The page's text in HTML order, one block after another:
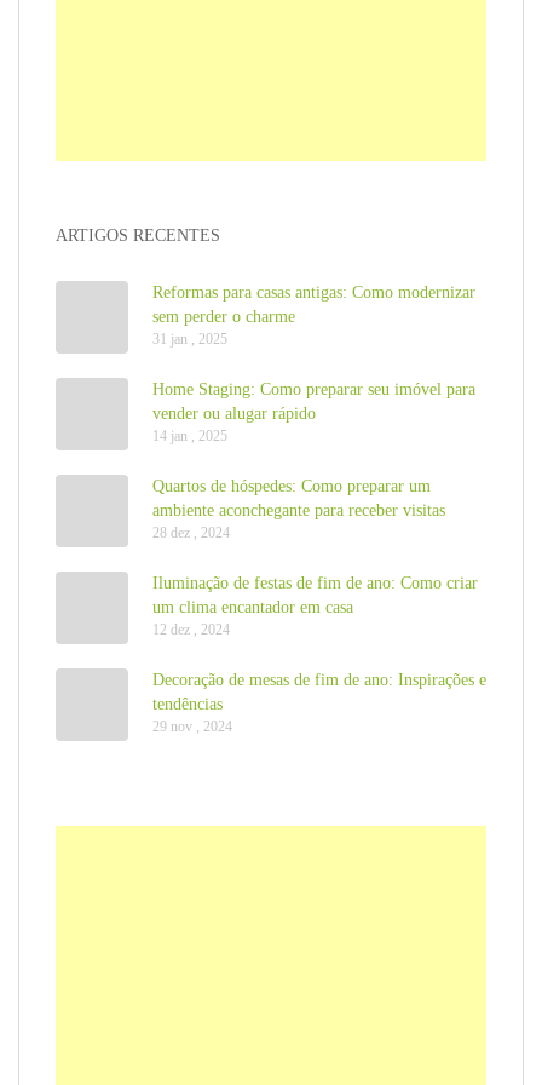
ARTIGOS RECENTES
Reformas para casas antigas: Como modernizar
sem perder o charme
31 jan , 2025
Home Staging: Como preparar seu imóvel para
vender ou alugar rápido
14 jan , 2025
Quartos de hóspedes: Como preparar um
ambiente aconchegante para receber visitas
28 dez , 2024
Iluminação de festas de fim de ano: Como criar
um clima encantador em casa
12 dez , 2024
Decoração de mesas de fim de ano: Inspirações e
tendências
29 nov , 2024